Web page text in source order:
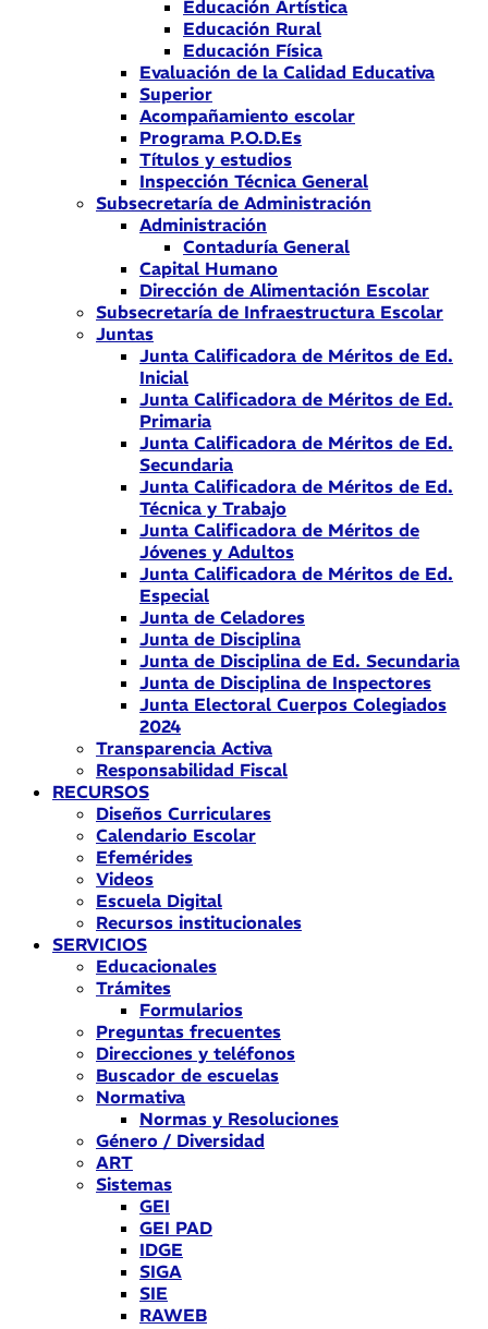
Educación Artística
Educación Rural
Educación Física
Evaluación de la Calidad Educativa
Superior
Acompañamiento escolar
Programa P.O.D.Es
Títulos y estudios
Inspección Técnica General
Subsecretaría de Administración
Administración
Contaduría General
Capital Humano
Dirección de Alimentación Escolar
Subsecretaría de Infraestructura Escolar
Juntas
Junta Calificadora de Méritos de Ed.
Inicial
Junta Calificadora de Méritos de Ed.
Primaria
Junta Calificadora de Méritos de Ed.
Secundaria
Junta Calificadora de Méritos de Ed.
Técnica y Trabajo
Junta Calificadora de Méritos de
Jóvenes y Adultos
Junta Calificadora de Méritos de Ed.
Especial
Junta de Celadores
Junta de Disciplina
Junta de Disciplina de Ed. Secundaria
Junta de Disciplina de Inspectores
Junta Electoral Cuerpos Colegiados
2024
Transparencia Activa
Responsabilidad Fiscal
RECURSOS
Diseños Curriculares
Calendario Escolar
Efemérides
Videos
Escuela Digital
Recursos institucionales
SERVICIOS
Educacionales
Trámites
Formularios
Preguntas frecuentes
Direcciones y teléfonos
Buscador de escuelas
Normativa
Normas y Resoluciones
Género / Diversidad
ART
Sistemas
GEI
GEI PAD
IDGE
SIGA
SIE
RAWEB